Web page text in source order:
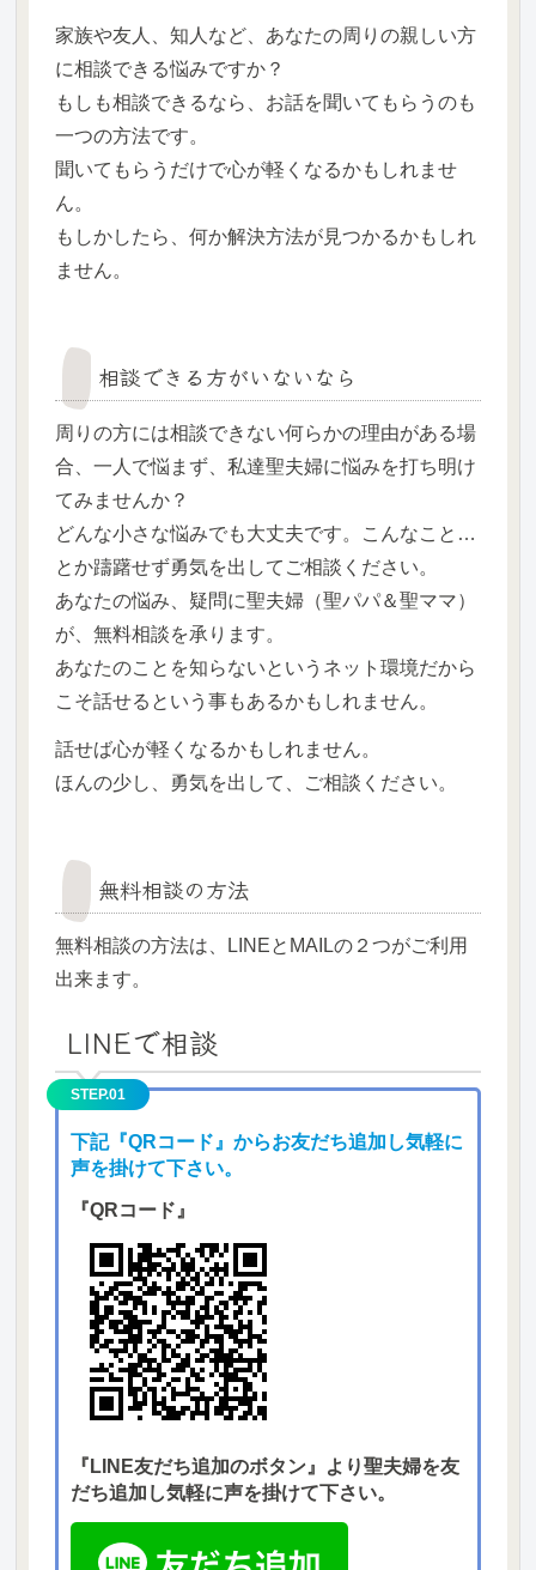
家族や友人、知人など、あなたの周りの親しい方
に相談できる悩みですか？
もしも相談できるなら、お話を聞いてもらうのも
一つの方法です。
聞いてもらうだけで心が軽くなるかもしれませ
ん。
もしかしたら、何か解決方法が見つかるかもしれ
ません。
相談できる方がいないなら
周りの方には相談できない何らかの理由がある場
合、一人で悩まず、私達聖夫婦に悩みを打ち明け
てみませんか？
どんな小さな悩みでも大丈夫です。こんなこと…
とか躊躇せず勇気を出してご相談ください。
あなたの悩み、疑問に聖夫婦（聖パパ＆聖ママ）
が、無料相談を承ります。
あなたのことを知らないというネット環境だから
こそ話せるという事もあるかもしれません。
話せば心が軽くなるかもしれません。
ほんの少し、勇気を出して、ご相談ください。
無料相談の方法
無料相談の方法は、LINEとMAILの２つがご利用
出来ます。
LINEで相談
STEP.01
下記『QRコード』からお友だち追加し気軽に
声を掛けて下さい。
『QRコード』
『LINE友だち追加のボタン』より聖夫婦を友
だち追加し気軽に声を掛けて下さい。